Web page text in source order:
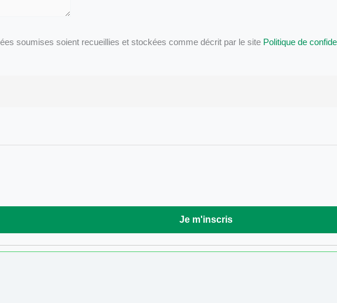
soumises soient recueillies et stockées comme décrit par le site Politique de